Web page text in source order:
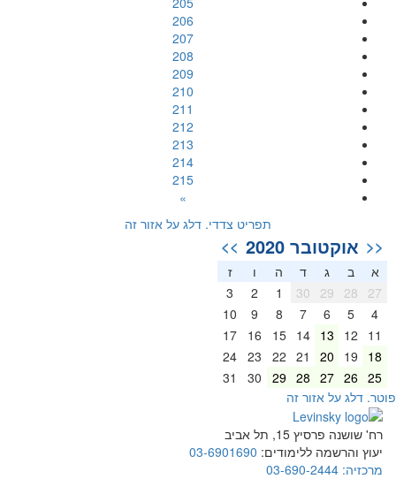
206
207
208
209
210
211
212
213
214
215
»
תפריט צדדי. דלג על אזור זה
<< אוקטובר 2020 >>
א ב ג ד ה
ז
27
28
29
30
1
2
3
4
5
6
7
8
9
10
11
12
13
14
15
16
17
18
19
20
21
22
23
24
25
26
27
28
29
30
31
דלג על אזור זה
רח' שושנה פרסיץ 15, תל אביב
יעוץ והרשמה ללימודים: 03-6901690
מרכזיה: 03-690-2444